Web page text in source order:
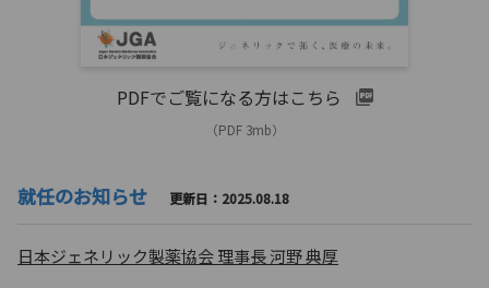
PDFでご覧になる方はこちら
（PDF 3mb）
就任のお知らせ 更新日：2025.08.18
日本ジェネリック製薬協会 理事長 河野 典厚